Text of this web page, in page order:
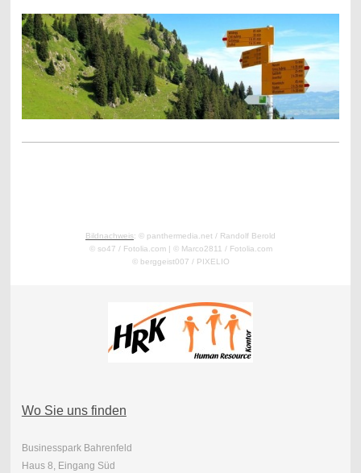
Bildnachweis: © panthermedia.net / Randolf Berold
© so47 / Fotolia.com © Marco2811 / Fotolia.com
©berggeist007 / PIXEL IO
Wo Sie uns finden
Businesspark Bahrenfeld
Haus 8, Eingang Süd